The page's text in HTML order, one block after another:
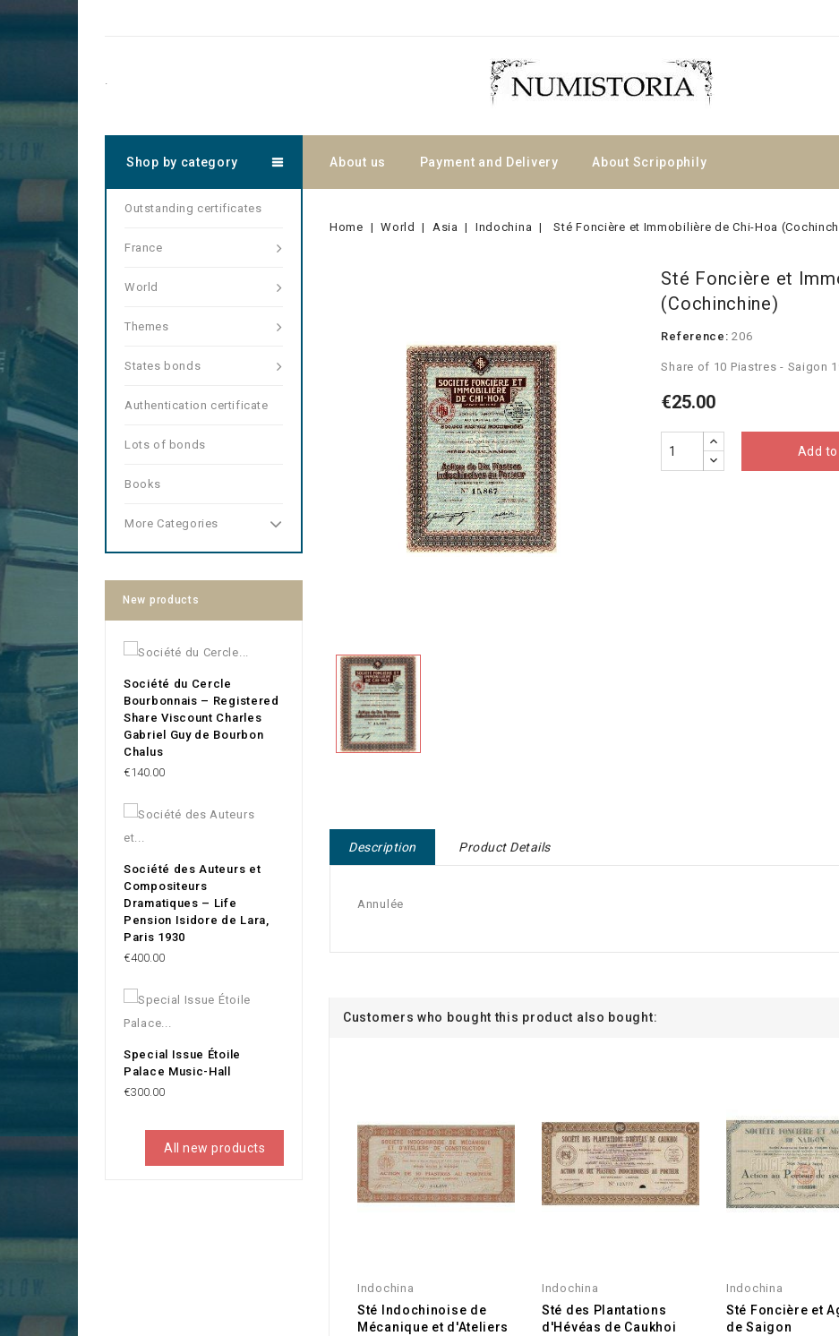
.
About us Payment and Delivery About Scripophily
Shop by category
Outstanding certificates
France
World
Themes
States bonds
Authentication certificate
Lots of bonds
Books
More Categories
New products
Société du Cercle
Bourbonnais – Registered
Share Viscount Charles
Gabriel Guy de Bourbon
Chalus
Price
€140.00
Société des Auteurs et
Compositeurs
Dramatiques – Life
Pension Isidore de Lara,
Paris 1930
Price
€400.00
Special Issue Étoile
Palace Music-Hall
Price
€300.00
All new products
Home World Asia Indochina Sté Foncière et Immobilière de Chi-Hoa
Sté Foncière et
(Cochinchine)
Reference: 206
Share of 10 Piastres - Saigon
€25.00
Add
Description Product Details
Annulée
Customers who bought this product also bought:
Indochina
Sté Indochinoise de
Mécanique et d'Ateliers
Indochina
Sté des Plantations
d'Hévéas de Caukhoi
Indochina
Sté Foncière et
de Saigon